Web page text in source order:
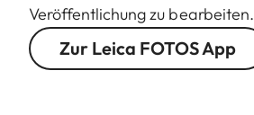
Veröffentlichung zu bearbeiten.
Zur Leica FOTOS App